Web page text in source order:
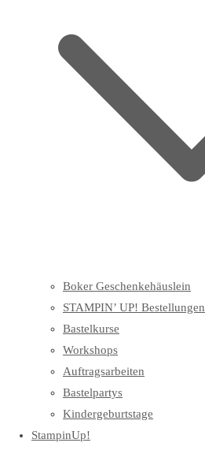
Boker Geschenkehäuslein
STAMPIN’ UP! Bestellungen
Bastelkurse
Workshops
Auftragsarbeiten
Bastelpartys
Kindergeburtstage
StampinUp!